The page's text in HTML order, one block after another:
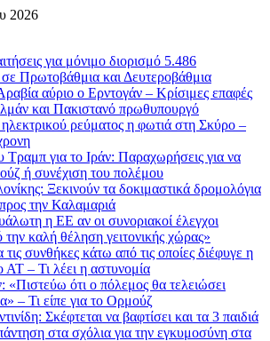
2026
για μόνιμο διορισμό 5.486
σε Πρωτοβάθμια και Δευτεροβάθμια
αύριο ο Ερντογάν – Κρίσιμες επαφές
και Πακιστανό πρωθυπουργό
ρεύματος η φωτιά στη Σκύρο –
Τραμπ για το Ιράν: Παραχωρήσεις για να
ή συνέχιση του πολέμου
Ξεκινούν τα δοκιμαστικά δρομολόγια
την Καλαμαριά
η ΕΕ αν οι συνοριακοί έλεγχοι
την καλή θέληση γειτονικής χώρας»
συνθήκες κάτω από τις οποίες διέφυγε η
ΑΤ – Τι λέει η αστυνομία
«Πιστεύω ότι ο πόλεμος θα τελειώσει
– Τι είπε για το Ορμούζ
Σκέφτεται να βαφτίσει και τα 3 παιδιά
στα σχόλια για την εγκυμοσύνη στα